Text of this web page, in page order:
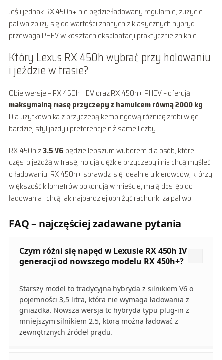
Jeśli jednak RX 450h+ nie będzie ładowany regularnie, zużycie
paliwa zbliży się do wartości znanych z klasycznych hybryd i
przewaga PHEV w kosztach eksploatacji praktycznie zniknie.
Który Lexus RX 450h wybrać przy holowaniu
i jeździe w trasie?
Obie wersje – RX 450h HEV oraz RX 450h+ PHEV – oferują
maksymalną masę przyczepy z hamulcem równą 2000 kg.
Dla użytkownika z przyczepą kempingową różnicę zrobi więc
bardziej styl jazdy i preferencje niż same liczby.
RX 450h z3.5 V6 będzie lepszym wyborem dla osób, które
często jeżdżą w trasę, holują ciężkie przyczepy i nie chcą myśleć
o ładowaniu. RX 450h+ sprawdzi się idealnie u kierowców, którzy
większość kilometrów pokonują w mieście, mają dostęp do
ładowania i chcą jak najbardziej obniżyć rachunki za paliwo.
FAQ – najczęściej zadawane pytania
Czym różni się napęd w Lexusie RX 450h IV
generacji od nowszego modelu RX 450h+?
Starszy model to tradycyjna hybryda z silnikiem V6 o
pojemności 3,5 litra, która nie wymaga ładowania z
gniazdka. Nowsza wersja to hybryda typu plug-in z
mniejszym silnikiem 2.5, którą można ładować z
zewnętrznych źródeł prądu.